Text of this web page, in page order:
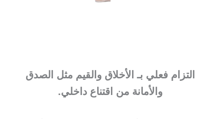
التزام فعلي بـ الأخلاق والقيم مثل الصدق
والأمانة من اقتناع داخلي.